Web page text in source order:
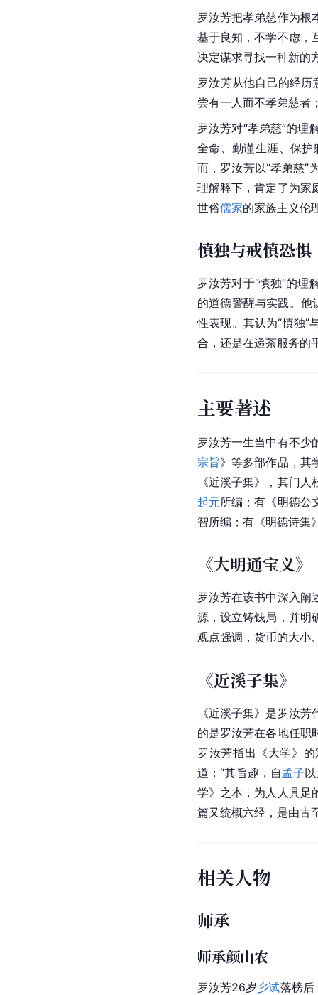
罗汝芳把孝弟慈作为根
基于良知，不学不虑，
决定谋求寻找一种新的
罗汝芳从他自己的经历
尝有一人而不孝弟慈者
罗汝芳对“孝弟慈”的
全命、勤谨生涯、保
而，罗汝芳以“孝弟慈”
理解释下，肯定了为家
世俗儒家的家族主义伦
慎独与戒慎恐惧
罗汝芳对于“慎独”的
的道德警醒与实践。他
性表现。其认为“慎独”
合，还是在递茶服务的
主要著述
罗汝芳一生当中有不少
宗旨》等多部作品，其
《近溪子集》，其门
起元所编；有《明德公
智所编；有《明德诗集
《大明通宝义》
罗汝芳在该书中深入阐
源，设立铸钱局 ，并
观点强调，货币的大小
《近溪子集》
《近溪子集》是罗汝
的是罗汝芳在各地任职
罗汝芳指出《大学》的
道：“其旨趣，自孟子
学》之本，为人人具足
篇又统概六经，是由古
相关人物
师承
师承颜山农
罗汝芳26岁乡试落榜后